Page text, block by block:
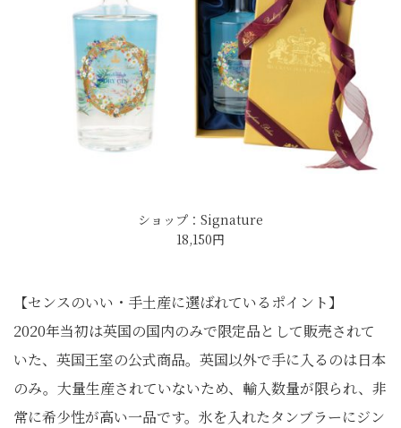
ショップ：Signature
18,150円
【センスのいい・手土産に選ばれているポイント】
2020年当初は英国の国内のみで限定品として販売されて
いた、英国王室の公式商品。英国以外で手に入るのは日本
のみ。大量生産されていないため、輸入数量が限られ、非
常に希少性が高い一品です。氷を入れたタンブラーにジン